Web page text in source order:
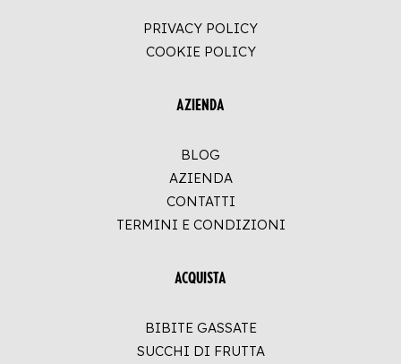
PRIVACY POLICY
COOKIE POLICY
AZIENDA
BLOG
AZIENDA
CONTATTI
TERMINI E CONDIZIONI
ACQUISTA
BIBITE GASSATE
SUCCHI DI FRUTTA